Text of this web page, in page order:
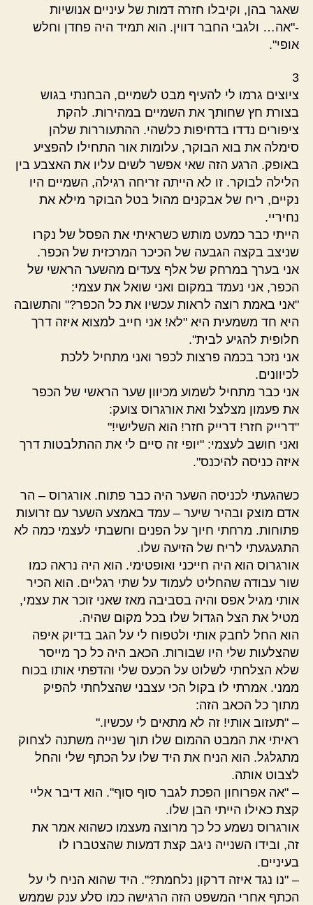
שאגר בהן, וקיבלו חזרה דמות של עיניים אנושיות
-"אה… ולגבי החבר דווין. הוא תמיד היה פחדן וחלש
אופי".
3
ציוצים גרמו לי להעיף מבט לשמיים, הבחנתי בגוש
בצורת חץ שחותך את השמיים במהירות. להקת
ציפורים נדדו בדחיפות כלשהי. ההתעוררות שלהן
סימלה את בוא הבוקר, עלומות אור התחילו להפציע
באופק. הרגע הזה שאי אפשר לשים עליו את האצבע בין
הלילה לבוקר. זו לא הייתה זריחה רגילה, השמיים היו
נקיים, ריח של אבקנים מהול בטל הבוקר מילא את
נחיריי.
הייתי כבר כמעט מותש כשראיתי את הפסל של נקרו
שניצב בקצה הגבעה של הכיכר המרכזית של הכפר.
אני בערך במרחק של אלף צעדים מהשער הראשי של
הכפר, אני נעמד במקום ואני שואל את עצמי:
"אני באמת רוצה לראות עכשיו את כל הכפר?" והתשובה
היא חד משמעית היא "לא! אני חייב למצוא איזה דרך
חלופית להגיע לבית".
אני נזכר בכמה פרצות לכפר ואני מתחיל ללכת
לכיוונים.
אני כבר מתחיל לשמוע מכיוון שער הראשי של הכפר
את פעמון מצלצל ואת אורגרוס צועק:
"דרייק חזר! דרייק חזר! הוא השלישי!"
ואני חושב לעצמי: "יופי זה סיים לי את ההתלבטות דרך
איזה כניסה להיכנס".
כשהגעתי לכניסה השער היה כבר פתוח. אורגרוס – הר
אדם מוצק ובהיר שיער – עמד באמצע השער עם זרועות
פתוחות. מרחתי חיוך על הפנים וחשבתי לעצמי כמה לא
התגעגעתי לריח של הזיעה שלו.
אורגרוס הוא היה חייכני ואופטימי. הוא היה נראה כמו
שור עבודה שהחליט לעמוד על שתי רגליים. הוא הכיר
אותי מגיל אפס והיה בסביבה מאז שאני זוכר את עצמי,
מטיל את הצל הגדול שלו בכל מקום שהיה.
הוא החל לחבק אותי ולטפוח לי על הגב בדיוק איפה
שהצלעות שלי היו שבורות. הכאב היה כל כך מייסר
שלא הצלחתי לשלוט על הכעס שלי והדפתי אותו בכוח
ממני. אמרתי לו בקול הכי עצבני שהצלחתי להפיק
מתוך כל הכאב הזה:
– "תעזוב אותי! זה לא מתאים לי עכשיו."
ראיתי את המבט ההמום שלו תוך שנייה משתנה לצחוק
מתגלגל. הוא הניח את היד שלו על הכתף שלי והחל
לצבוט אותה.
– "אה אפרוחון הפכת לגבר סוף סוף". הוא דיבר אליי
קצת כאילו הייתי הבן שלו.
אורגרוס נשמע כל כך מרוצה מעצמו כשהוא אמר את
זה, ובידו השנייה ניגב קצת דמעות שהצטברו לו
בעיניים.
– "נו נגד איזה דרקון נלחמת?". היד שהוא הניח לי על
הכתף אחרי המשפט הזה הרגישה כמו סלע ענק שממש